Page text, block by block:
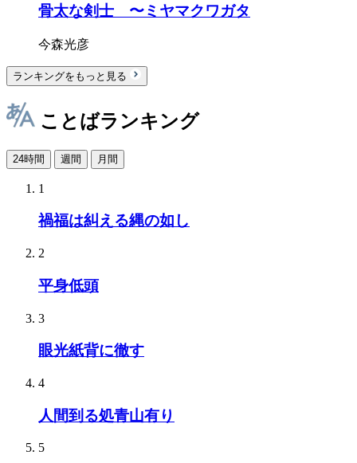
骨太な剣士 〜ミヤマクワガタ
今森光彦
ランキングをもっと見る
ことばランキング
24時間 週間 月間
1
禍福は糾える縄の如し
2
平身低頭
3
眼光紙背に徹す
4
人間到る処青山有り
5